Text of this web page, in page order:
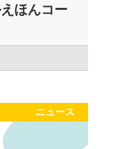
ほんコー
ニュース